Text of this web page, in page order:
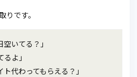
りです。
いてる？」
よ」
代わってもらえる？」